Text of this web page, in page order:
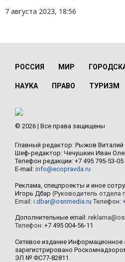
7 августа 2023, 18:56
РОССИЯ МИР
НАУКА ПРАВО ТУРИЗМ
© 2026 | Все права защищены
Главный редактор: Рыжов Виталий
Шеф-редактор: Чечушкин Иван
Телефон редакции: +7 495 795-53-05
E-mail: info@ecopravda.ru
Реклама, спецпроекты и иное
Игорь Дбар (Руководитель отдела
Email: i.dbar@osnmedia.ru Телефон:
Дополнительные email:
Телефон: +7 495 004-56-11
Сетевое издание Информационное
зарегистрировано
ЭЛ № ФС77-82811.